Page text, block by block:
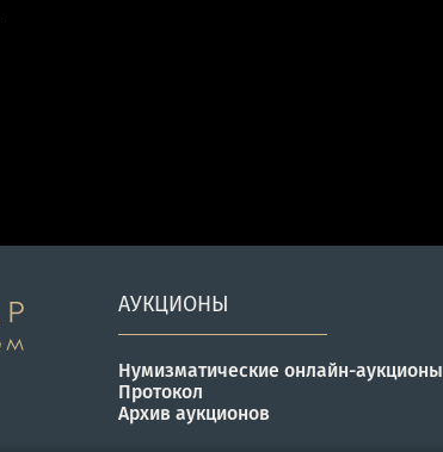
АУКЦИОНЫ
Нумизматические онлайн-аукционы
Протокол
Архив аукционов